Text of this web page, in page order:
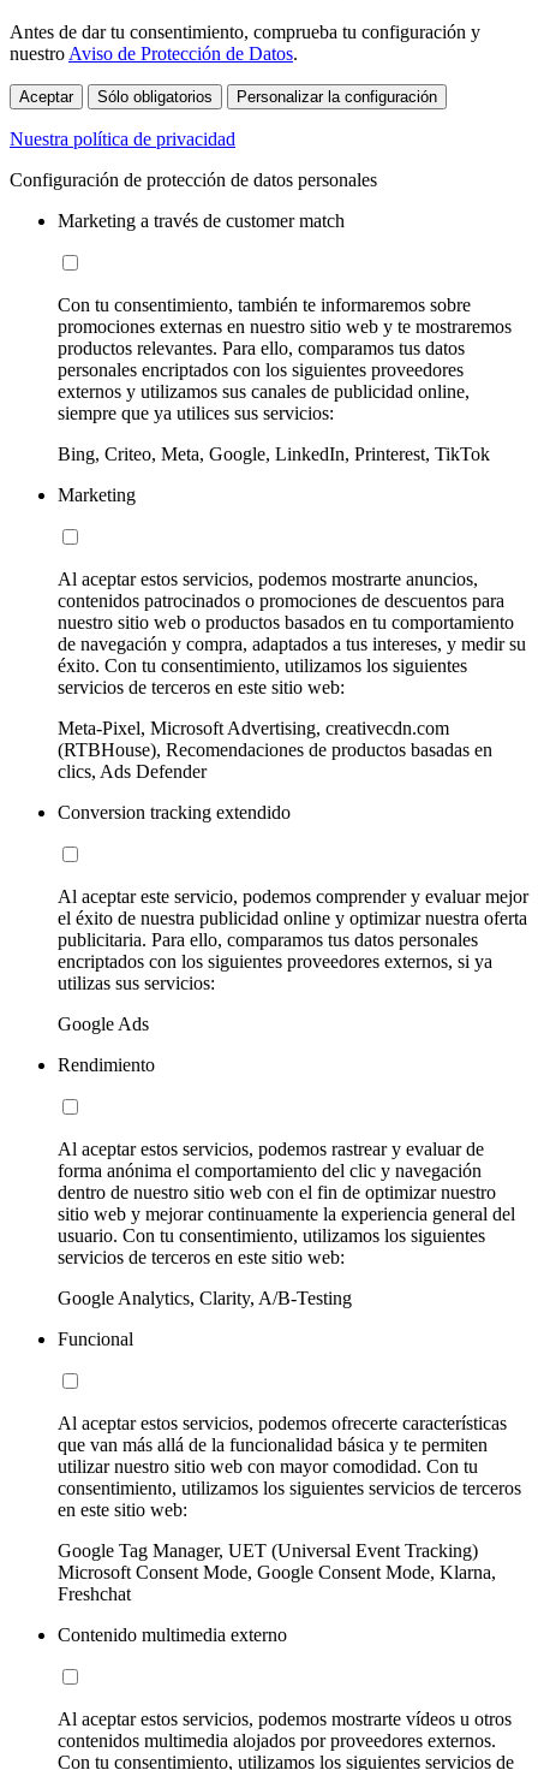
Antes de dar tu consentimiento, comprueba tu configuración y
nuestro Aviso de Protección de Datos.
Aceptar Sólo obligatorios Personalizar la configuración
Nuestra política de privacidad
Configuración de protección de datos personales
Marketing a través de customer match
Con tu consentimiento, también te informaremos sobre
promociones externas en nuestro sitio web y te mostraremos
productos relevantes. Para ello, comparamos tus datos
personales encriptados con los siguientes proveedores
externos y utilizamos sus canales de publicidad online,
siempre que ya utilices sus servicios:
Bing, Criteo, Meta, Google, LinkedIn, Printerest, TikTok
Marketing
Al aceptar estos servicios, podemos mostrarte anuncios,
contenidos patrocinados o promociones de descuentos para
nuestro sitio web o productos basados en tu comportamiento
de navegación y compra, adaptados a tus intereses, y medir su
éxito. Con tu consentimiento, utilizamos los siguientes
servicios de terceros en este sitio web:
Meta-Pixel, Microsoft Advertising, creativecdn.com
(RTBHouse), Recomendaciones de productos basadas en
clics, Ads Defender
Conversion tracking extendido
Al aceptar este servicio, podemos comprender y evaluar mejor
el éxito de nuestra publicidad online y optimizar nuestra oferta
publicitaria. Para ello, comparamos tus datos personales
encriptados con los siguientes proveedores externos, si ya
utilizas sus servicios:
Google Ads
Rendimiento
Al aceptar estos servicios, podemos rastrear y evaluar de
forma anónima el comportamiento del clic y navegación
dentro de nuestro sitio web con el fin de optimizar nuestro
sitio web y mejorar continuamente la experiencia general del
usuario. Con tu consentimiento, utilizamos los siguientes
servicios de terceros en este sitio web:
Google Analytics, Clarity, A/B-Testing
Funcional
Al aceptar estos servicios, podemos ofrecerte características
que van más allá de la funcionalidad básica y te permiten
utilizar nuestro sitio web con mayor comodidad. Con tu
consentimiento, utilizamos los siguientes servicios de terceros
en este sitio web:
Google Tag Manager, UET (Universal Event Tracking)
Microsoft Consent Mode, Google Consent Mode, Klarna,
Freshchat
Contenido multimedia externo
Al aceptar estos servicios, podemos mostrarte vídeos u otros
contenidos multimedia alojados por proveedores externos.
Con tu consentimiento, utilizamos los siguientes servicios de